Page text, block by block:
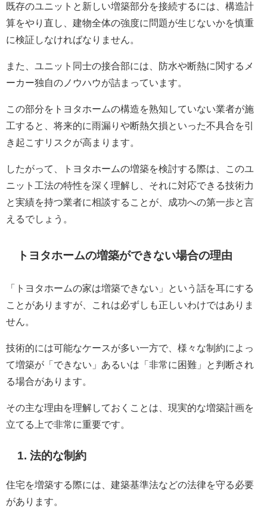
既存のユニットと新しい増築部分を接続するには、構造計
算をやり直し、建物全体の強度に問題が生じないかを慎重
に検証しなければなりません。
また、ユニット同士の接合部には、防水や断熱に関するメ
ーカー独自のノウハウが詰まっています。
この部分をトヨタホームの構造を熟知していない業者が施
工すると、将来的に雨漏りや断熱欠損といった不具合を引
き起こすリスクが高まります。
したがって、トヨタホームの増築を検討する際は、このユ
ニット工法の特性を深く理解し、それに対応できる技術力
と実績を持つ業者に相談することが、成功への第一歩と言
えるでしょう。
トヨタホームの増築ができない場合の理由
「トヨタホームの家は増築できない」という話を耳にする
ことがありますが、これは必ずしも正しいわけではありま
せん。
技術的には可能なケースが多い一方で、様々な制約によっ
て増築が「できない」あるいは「非常に困難」と判断され
る場合があります。
その主な理由を理解しておくことは、現実的な増築計画を
立てる上で非常に重要です。
1. 法的な制約
住宅を増築する際には、建築基準法などの法律を守る必要
があります。